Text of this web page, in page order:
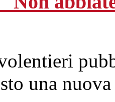
una